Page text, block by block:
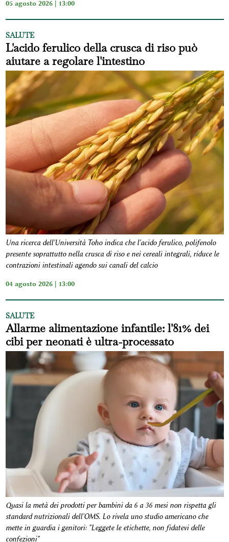
05 agosto 2026 | 13:00
SALUTE
L'acido ferulico della crusca di riso può
aiutare a regolare l'intestino
Una ricerca dell'Università Toho indica che l'acido ferulico, polifenolo
presente soprattutto nella crusca di riso e nei cereali integrali, riduce le
contrazioni intestinali agendo sui canali del calcio
04 agosto 2026 | 13:00
SALUTE
Allarme alimentazione infantile: l'81% dei
cibi per neonati è ultra-processato
Quasi la metà dei prodotti per bambini da 6 a 36 mesi non rispetta gli
standard nutrizionali dell'OMS. Lo rivela uno studio americano che
mette in guardia i genitori: "Leggete le etichette, non fidatevi delle
confezioni"